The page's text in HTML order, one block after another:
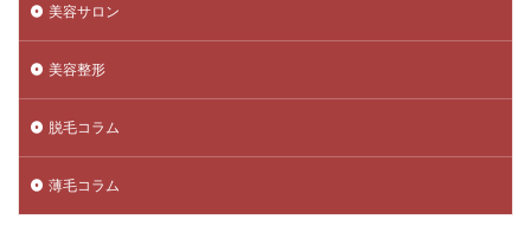
美容サロン
美容整形
脱毛コラム
薄毛コラム